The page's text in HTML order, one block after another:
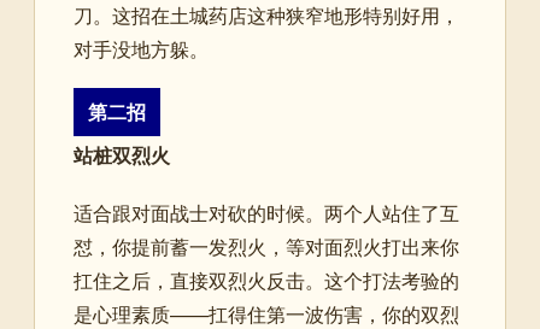
刀。这招在土城药店这种狭窄地形特别好用，
对手没地方躲。
第二招
站桩双烈火
适合跟对面战士对砍的时候。两个人站住了互
怼，你提前蓄一发烈火，等对面烈火打出来你
扛住之后，直接双烈火反击。这个打法考验的
是心理素质——扛得住第一波伤害，你的双烈